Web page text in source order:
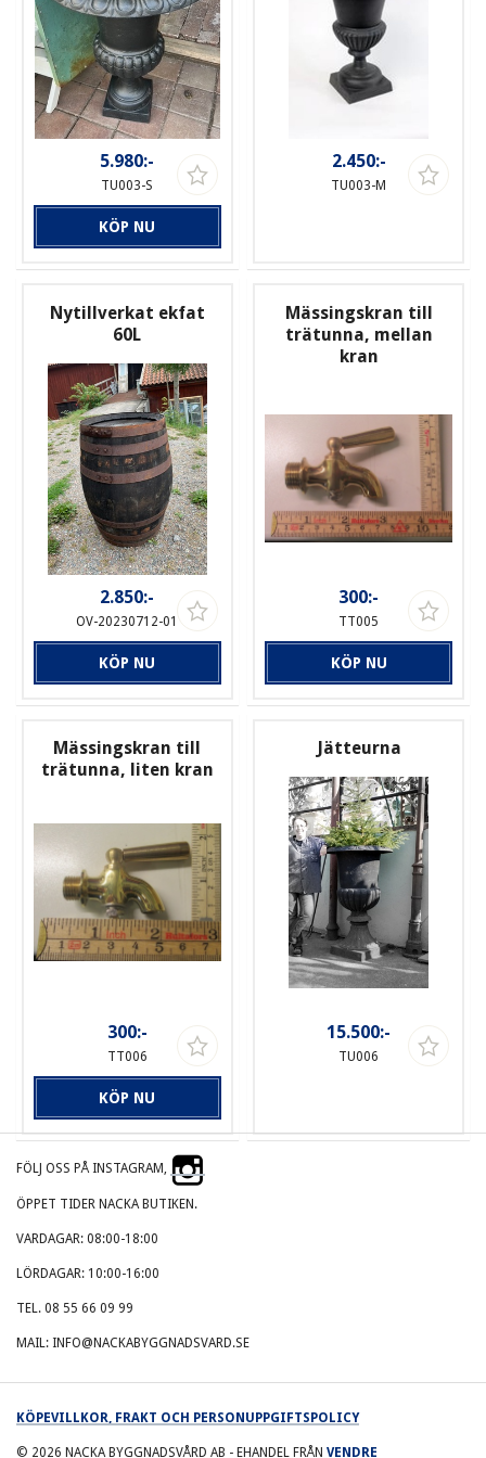
5.980:-
TU003-S
KÖP NU
2.450:-
TU003-M
Nytillverkat ekfat
60L
2.850:-
OV-20230712-01
KÖP NU
Mässingskran till
trätunna, mellan
kran
300:-
TT005
KÖP NU
Mässingskran till
trätunna, liten kran
300:-
TT006
KÖP NU
Jätteurna
15.500:-
TU006
FÖLJ OSS PÅ INSTAGRAM,
ÖPPET TIDER NACKA BUTIKEN.
VARDAGAR: 08:00-18:00
LÖRDAGAR: 10:00-16:00
TEL. 08 55 66 09 99
MAIL: INFO@NACKABYGGNADSVARD.SE
KÖPEVILLKOR, FRAKT OCH PERSONUPPGIFTSPOLICY
© 2026 NACKA BYGGNADSVÅRD AB - EHANDEL FRÅN VENDRE